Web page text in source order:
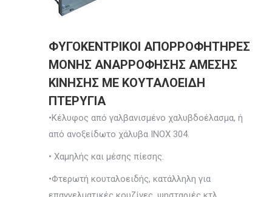
ΦΥΓΟΚΕΝΤΡΙΚΟΙ ΑΠΟΡΡΟΦΗΤΗΡΕΣ
ΜΟΝΗΣ ΑΝΑΡΡΟΦΗΣΗΣ ΑΜΕΣΗΣ
ΚΙΝΗΣΗΣ ΜΕ ΚΟΥΤΑΛΟΕΙΔΗ
ΠΤΕΡΥΓΙΑ
•Κέλυφος από γαλβανισμένο χαλυβδοέλασμα, ή
από ανοξείδωτο χάλυβα INOX 304.
• Χαμηλής και μέσης πίεσης.
•Φτερωτή κουταλοειδής, κατάλληλη για